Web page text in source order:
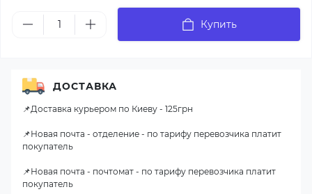
Купить
ДОСТАВКА
📌Доставка курьером по Киеву - 125грн
📌Новая почта - отделение - по тарифу перевозчика платит
покупатель
📌Новая почта - почтомат - по тарифу перевозчика платит
покупатель